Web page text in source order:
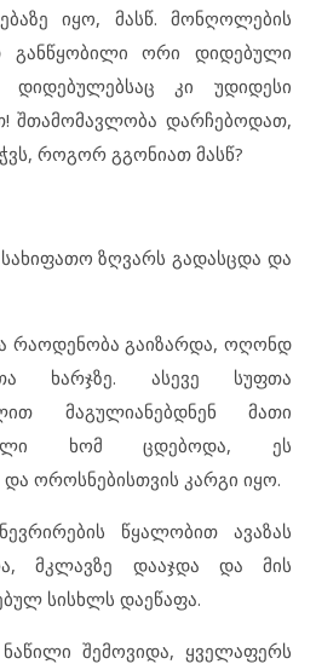
იყო, მასწ. მონღოლების
ორი დიდებული
დიდებულებსაც კი უდიდესი
შთამომავლობა დარჩებოდათ,
როგორ გგონიათ მასწ?
ზღვარს გადასცდა და
რაოდენობა გაიზარდა, ოღონდ
ხარჯზე. ასევე სუფთა
მაგულიანებდნენ მათი
ხომ ცდებოდა, ეს
და ოროსნებისთვის კარგი იყო.
წყალობით ავაზას
მკლავზე დააჯდა და მის
სისხლს დაეწაფა.
შემოვიდა, ყველაფერს